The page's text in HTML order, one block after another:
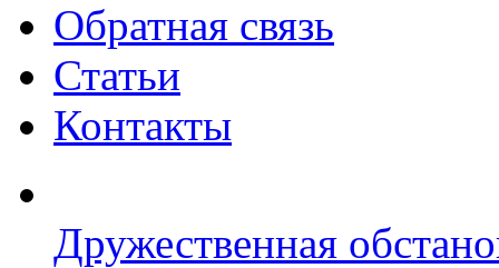
Обратная связь
Статьи
Контакты
Дружественная